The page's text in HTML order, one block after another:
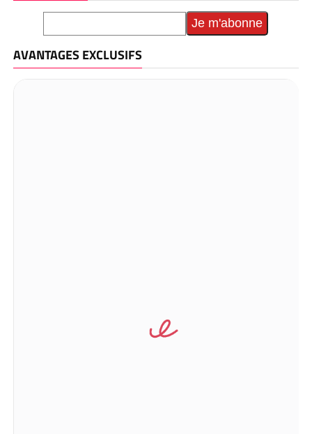
AVANTAGES EXCLUSIFS